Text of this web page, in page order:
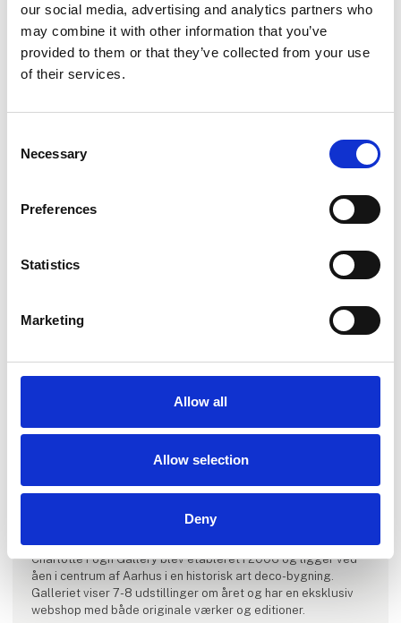
our social media, advertising and analytics partners who
may combine it with other information that you’ve
provided to them or that they’ve collected from your use
of their services.
Selection
Necessary
Preferences
Statistics
Marketing
Allow all
Allow selection
Deny
Ulla Diedrichsen
Charlotte Fogh Gallery præsenterer samtidskunst af både
medier og udtryk, som spænder fra maleri, skulptur og
opnået signifikant anerkendelse fra samlere, museer,
Charlotte Fogh Gallery blev etableret i 2006 og ligger ved
åen i centrum af Aarhus i en historisk art deco-bygning.
Galleriet viser 7-8 udstillinger om året og har en eksklusiv
webshop med både originale værker og editioner.